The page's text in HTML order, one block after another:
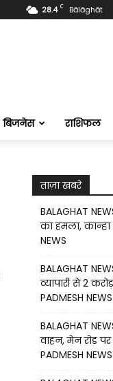
28.4 C Bālāghāt
बिजनेस राशिफल
ताज़ा खबरे
BALAGHAT
का हमला,
NEWS
BALAGHAT
व्यापारी से 2
PADMESH NEWS
BALAGHAT
वाहन, मेन रोड
PADMESH NEWS